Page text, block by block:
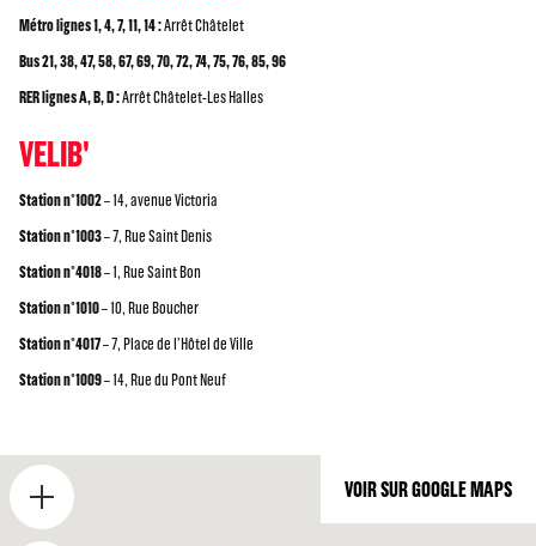
Métro lignes 1, 4, 7, 11, 14 :Arrêt Châtelet
Bus 21, 38, 47, 58, 67, 69, 70, 72, 74, 75, 76, 85, 96
RER lignes A, B, D :Arrêt Châtelet-Les Halles
VELIB'
Station n°1002– 14, avenue Victoria
Station n°1003– 7, Rue Saint Denis
Station n°4018– 1, Rue Saint Bon
Station n°1010– 10, Rue Boucher
Station n°4017– 7, Place de l’Hôtel de Ville
Station n°1009– 14, Rue du Pont Neuf
VOIR SUR GOOGLE MAPS